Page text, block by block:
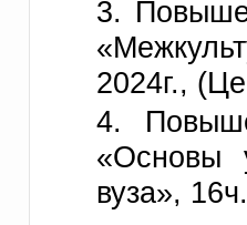
3.
2024г.,
4.
«Основы
вуза»,